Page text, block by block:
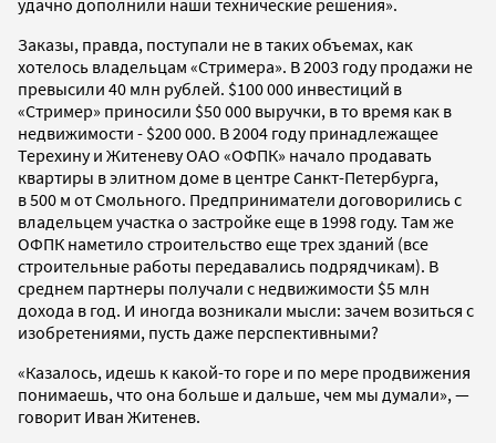
Заказы, правда, поступали не в таких объемах, как
хотелось владельцам «Стримера». В 2003 году продажи не
превысили 40 млн рублей. $100 000 инвестиций в
«Стример» приносили $50 000 выручки, в то время как в
недвижимости - $200 000. В 2004 году принадлежащее
Терехину и Житеневу ОАО «ОФПК» начало продавать
квартиры в элитном доме в центре Санкт-Петербурга,
в 500 м от Смольного. Предприниматели договорились с
владельцем участка о застройке еще в 1998 году. Там же
ОФПК наметило строительство еще трех зданий (все
строительные работы передавались подрядчикам). В
среднем партнеры получали с недвижимости $5 млн
дохода в год. И иногда возникали мысли: зачем возиться с
изобретениями, пусть даже перспективными?
«Казалось, идешь к какой-то горе и по мере продвижения
понимаешь, что она больше и дальше, чем мы думали», —
говорит Иван Житенев.